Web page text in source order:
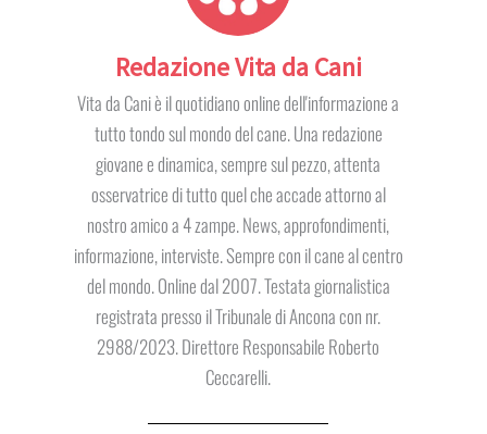
Redazione Vita da Cani
Vita da Cani è il quotidiano online dell'informazione a
tutto tondo sul mondo del cane. Una redazione
giovane e dinamica, sempre sul pezzo, attenta
osservatrice di tutto quel che accade attorno al
nostro amico a 4 zampe. News, approfondimenti,
informazione, interviste. Sempre con il cane al centro
del mondo. Online dal 2007. Testata giornalistica
registrata presso il Tribunale di Ancona con nr.
2988/2023. Direttore Responsabile Roberto
Ceccarelli.